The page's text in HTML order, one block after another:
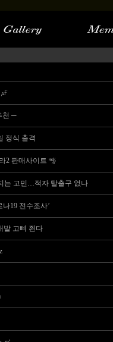
천 ─
정식 출격
2 판매사이트 ㎯
는 고민…적자 탈출구 없나
19 전수조사’
발 고삐 죈다